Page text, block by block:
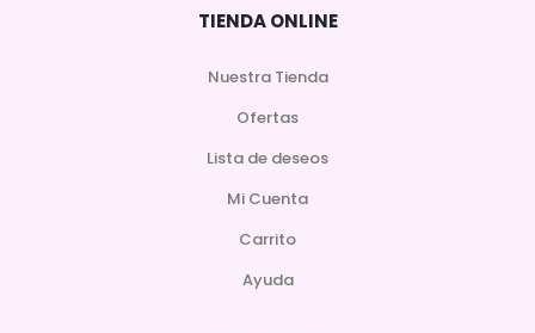
TIENDA ONLINE
Nuestra Tienda
Ofertas
Lista de deseos
Mi Cuenta
Carrito
Ayuda